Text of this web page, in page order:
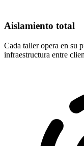
Aislamiento total
Cada taller opera en su
infraestructura entre